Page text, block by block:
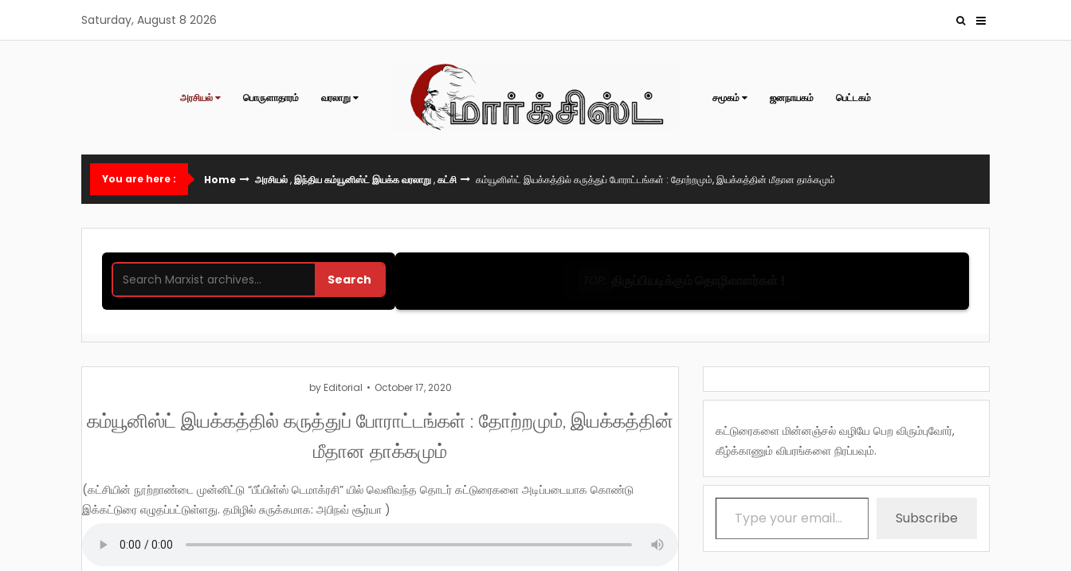
content
Saturday, August 8 2026
அரசியல் பொருளாதாரம் வரலாறு சமூகம் ஜனநாயகம் பெட்டகம்
You are here : Home அரசியல்,இந்திய கம்யூனிஸ்ட் இயக்க வரலாறு,கட்சி கம்யூனிஸ்ட் இயக்கத்தில் கருத்துப் போராட்டங்கள் : தோற்றமும், இயக்கத்தின் மீதான தாக்கமும்
Search
by Editorial October 17, 2020
கம்யூனிஸ்ட் இயக்கத்தில் கருத்துப் போராட்டங்கள் : தோற்றமும், இயக்கத்தின்
மீதான தாக்கமும்
(கட்சியின் நூற்றாண்டை முன்னிட்டு “பீப்பிள்ஸ் டெமாக்ரசி” யில் வெளிவந்த தொடர் கட்டுரைகளை அடிப்படையாக கொண்டு
இக்கட்டுரை எழுதப்பட்டுள்ளது. தமிழில் சுருக்கமாக: அபிநவ் சூர்யா )
கட்டுரைகளை மின்னஞ்சல் வழியே பெற விரும்புவோர்,
கீழ்க்காணும் விபரங்களை நிரப்பவும்.
Type your email…
Subscribe